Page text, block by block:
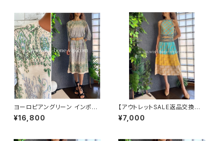
ヨーロピアングリーン インポー
トワンピース｜ストレッチジャー
ジ 七分袖ワンピース｜グリーン
¥16,800
【アウトレットSALE返品交換不
可8/20まで】ホルターネック＆
厚手ニットワンピース｜切り替え
¥7,000